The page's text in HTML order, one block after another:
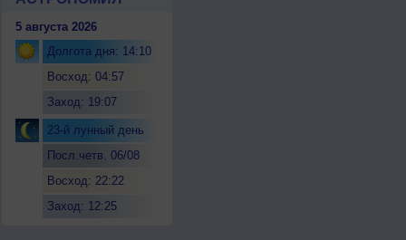
5 августа 2026
Долгота дня: 14:10
Восход: 04:57
Заход: 19:07
23-й лунный день
Посл.четв. 06/08
Восход: 22:22
Заход: 12:25